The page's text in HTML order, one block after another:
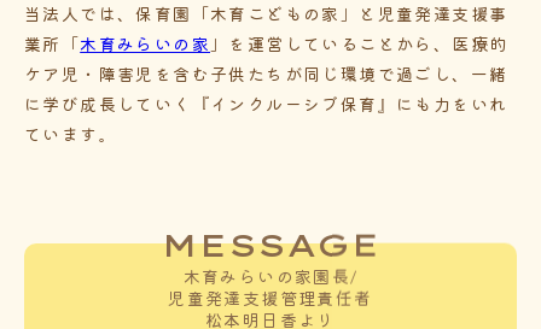
当法人では、保育園「木育こどもの家」と児童発達支援事
業所「木育みらいの家 」を運営していることから、医療的
ケア児・障害児を含む子供たちが同じ環境で過ごし、一緒
に学び成長していく『インクルーシブ保育』にも力をいれ
ています。
MESSAGE
木育みらいの家園長/
児童発達支援管理責任者
松本明日香より